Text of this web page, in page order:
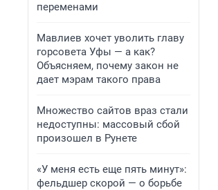
переменами
Мавлиев хочет уволить главу
горсовета Уфы — а как?
Объясняем, почему закон не
дает мэрам такого права
Множество сайтов враз стали
недоступны: массовый сбой
произошел в Рунете
«У меня есть еще пять минут»:
фельдшер скорой — о борьбе